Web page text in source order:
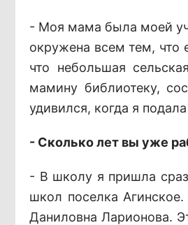
- Моя мама была моей
окружена всем тем, что
что небольшая
мамину библиотеку,
удивился, когда я
- Сколько лет вы уже
- В школу я пришла
школ поселка
Даниловна Ларионова.